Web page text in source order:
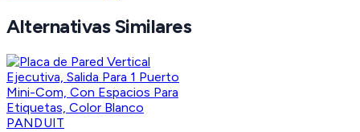
Alternativas Similares
PANDUIT